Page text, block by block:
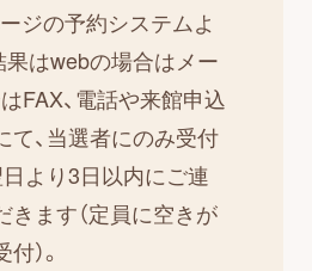
ジの予約システムよ
果はwebの場合はメー
FAX、電話や来館申込
て、当選者にのみ受付
より3日以内にご連
ます（定員に空きが
）。